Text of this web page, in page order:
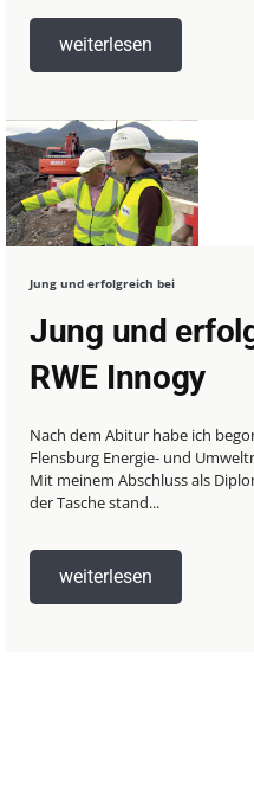
weiterlesen
Jung und erfolgreich bei
Jung und
RWE Innogy
Nach dem Abitur habe ich
Flensburg Energie- und
Mit meinem Abschluss als
der Tasche stand...
weiterlesen